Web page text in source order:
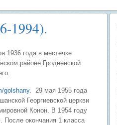
1994).
1936 года в местечке
районе Гродненской
golshany. 29 мая 1955 года
Георгиевской церкви
Конон. В 1954 году
окончания 1 класса